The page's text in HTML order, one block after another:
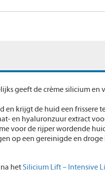
geeft de crème silicium en
krijgt de huid een frissere
en hyaluronzuur extract
voor de rijper wordende
op een gereinigde en
hetSilicium Lift – Intensive